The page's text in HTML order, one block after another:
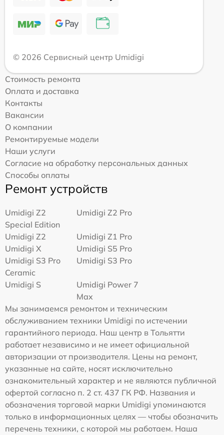
© 2026 Сервисный центр Umidigi
Стоимость ремонта
Оплата и доставка
Контакты
Вакансии
О компании
Ремонтируемые модели
Наши услуги
Согласие на обработку персональных данных
Способы оплаты
Ремонт устройств
Umidigi Z2
Special Edition
Umidigi Z2 Pro
Umidigi Z2
Umidigi Z1 Pro
Umidigi X
Umidigi S5 Pro
Umidigi S3 Pro
Ceramic
Umidigi S3 Pro
Umidigi S
Umidigi Power 7
Max
Мы занимаемся ремонтом и техническим
обслуживанием техники Umidigi по истечении
гарантийного периода. Наш центр в Тольятти
работает независимо и не имеет официальной
авторизации от производителя. Цены на ремонт,
указанные на сайте, носят исключительно
ознакомительный характер и не являются публичной
офертой согласно п. 2 ст. 437 ГК РФ. Названия и
обозначения торговой марки Umidigi упоминаются
только в информационных целях — чтобы обозначить
перечень техники, с которой мы работаем. Наша